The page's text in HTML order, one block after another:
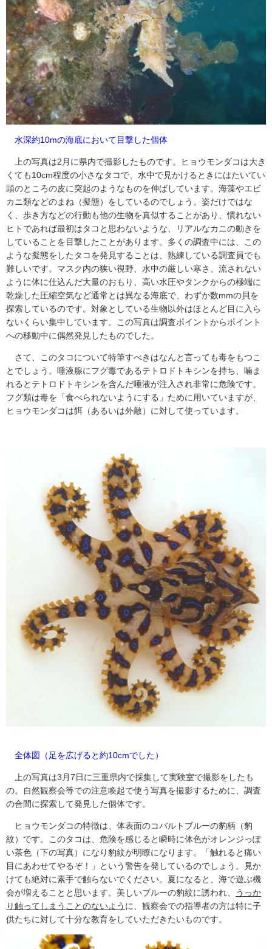
水深約10mの海底において目撃した個体
上の写真は2月に県内で撮影したものです。ヒョウモンダコは大き
くても10cm程度の小さなタコで、水中で見かけるときにはたいてい
頭のところの皮に突起のようなものを伸ばしています。海藻やエビ
カニ類などのまね（擬態）をしているのでしょう。姿だけではな
く、歩き方などの行動も他の生物を真似することがあり、慣れない
ヒトであれば最初はタコと思わないような、リアルなカニの動きを
していることを目撃したことがあります。多くの調査中には、この
ような擬態をしたタコを発見することは、熟練している調査員でも
難しいです。マスク内の狭い視野、水中の厳しい寒さ、流されない
ように体に仕込んだ大量のおもり、高い水圧やタンクからの極端に
乾燥した圧縮空気など通常とは異なる海底で、わずか数mmの貝を
探索しているのです。対象としている生物以外はほとんど目に入ら
ないくらい集中しています。この写真は調査ポイントからポイント
への移動中に偶然発見したものでした。
さて、このタコについて特筆すべきはなんと言っても毒をもつこ
とでしょう。唾液腺にフグ毒であるテトロドトキシンを持ち、噛ま
れるとテトロドトキシンを含んだ唾液が注入され非常に危険です。
フグ類は毒を「食べられないようにする」ために用いていますが、
ヒョウモンダコは餌（あるいは外敵）に対して使っています。
全体図（足を広げると約10cmでした）
上の写真は3月7日に三重県内で採集して実験室で撮影をしたも
の。自然観察会等での注意喚起で使う写真を撮影するために、調査
の合間に探索して発見した個体です。
ヒョウモンダコの特徴は、体表面のコバルトブルーの豹柄（豹
紋）です。このタコは、危険を感じると瞬時に体色がオレンジっぽ
い茶色（下の写真）になり豹紋が明瞭になります。「触れると痛い
目にあわせてやるぞ！」という警告を発しているのでしょう。見か
けても絶対に素手で触らないでください。夏になると、海で遊ぶ機
会が増えることと思います。美しいブルーの豹紋に誘われ、
うっか
り触ってしまうことのないよう に、観察会での指導者の方は特に子
供たちに対して十分な教育をしていただきたいものです。